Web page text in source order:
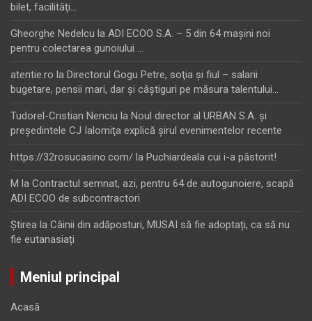
bilet, facilităţi…
Gheorghe Nedelcu la ADI ECOO S.A. – 5 din 64 maşini noi
pentru colectarea gunoiului …
atentie.ro la Directorul Gogu Petre, soţia şi fiul – salarii
bugetare, pensii mari, dar şi câştiguri pe măsura talentului…
Tudorel-Cristian Nenciu la Noul director al URBAN S.A. şi
preşedintele CJ Ialomiţa explică şirul evenimentelor recente
https://32rosucasino.com/ la Puchiardeala cui i-a păstorit!
M la Contractul semnat, azi, pentru 64 de autogunoiere, scapă
ADI ECOO de subcontractori
Ştirea la Câinii din adăposturi, MUSAI să fie adoptați, ca să nu
fie eutanasiați
Meniul principal
Acasă